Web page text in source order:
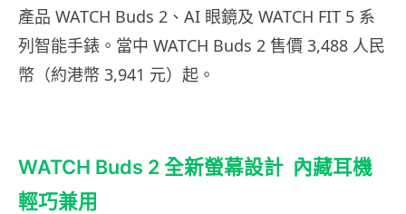
產品 WATCH Buds 2、AI 眼鏡及 WATCH FIT 5 系
列智能手錶。當中 WATCH Buds 2 售價 3,488 人民
幣（約港幣 3,941 元）起。
WATCH Buds 2 全新螢幕設計 內藏耳機
輕巧兼用